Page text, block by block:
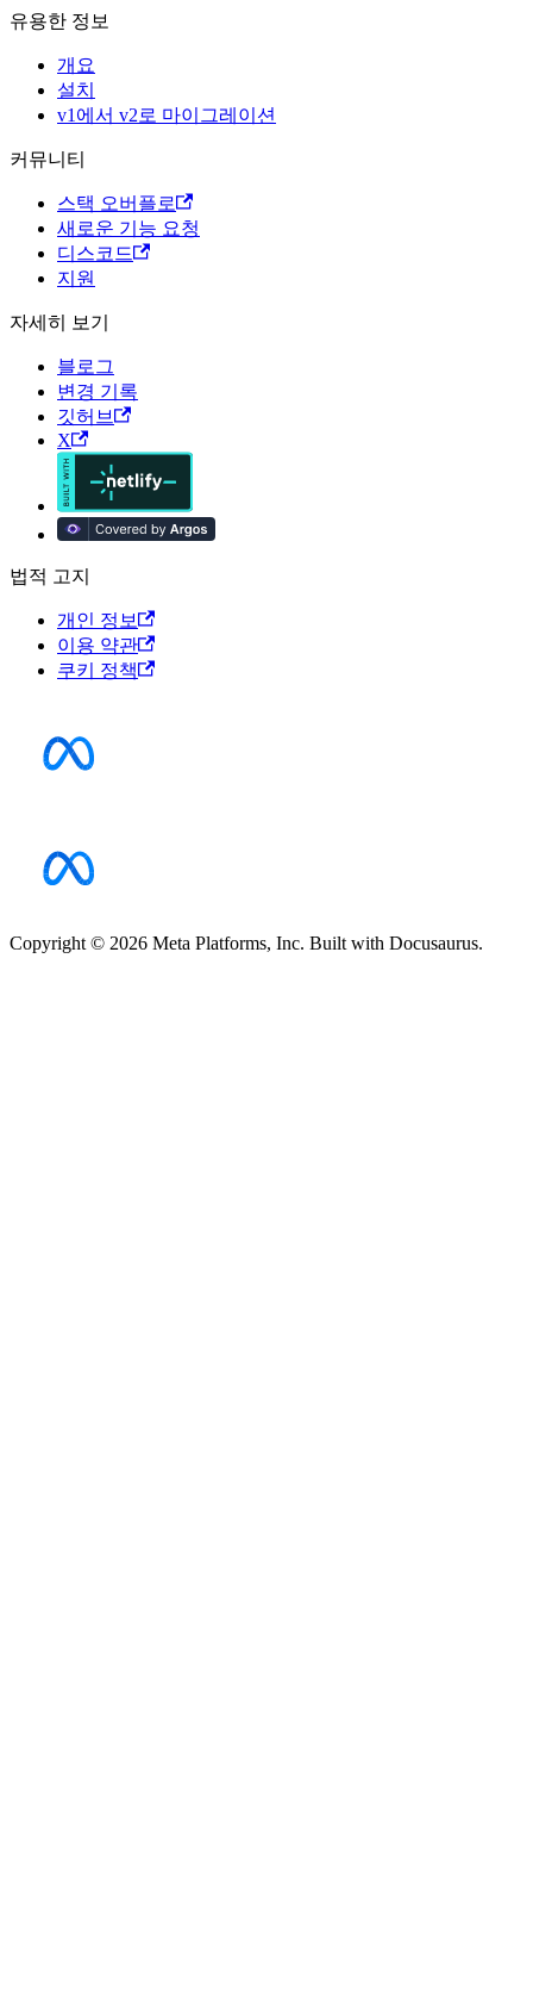
유용한 정보
개요
설치
v1에서 v2로 마이그레이션
커뮤니티
스택 오버플로
새로운 기능 요청
디스코드
지원
자세히 보기
블로그
변경 기록
깃허브
X
법적 고지
개인 정보
이용 약관
쿠키 정책
Copyright © 2026 Meta Platforms, Inc. Built with Docusaurus.